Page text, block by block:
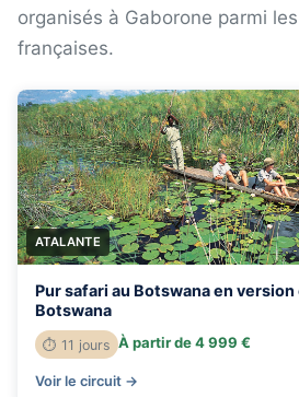
organisés à Gaborone parmi
françaises.
ATALANTE
Pur safari au Botswana en
Botswana
⏱ 11 jours À partir de 4 999 €
Voir le circuit →